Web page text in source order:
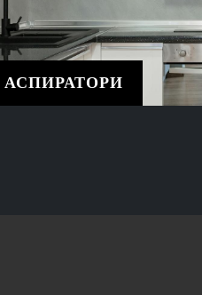
АСПИРАТОРИ